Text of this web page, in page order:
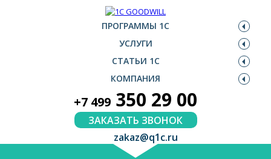
ПРОГРАММЫ 1С
УСЛУГИ
СТАТЬИ 1С
КОМПАНИЯ
+7 499 350 29 00
ЗАКАЗАТЬ ЗВОНОК
zakaz@q1c.ru